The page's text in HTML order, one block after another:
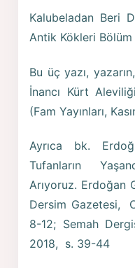
Kalubeladan Beri
Antik Kökleri Bölüm
Bu üç yazı,
İnancı Kürt
(Fam Yayınları,
Ayrıca bk.
Tufanların
Arıyoruz. Erdoğan
Dersim Gazetesi,
8-12; Semah
2018, s. 39-44